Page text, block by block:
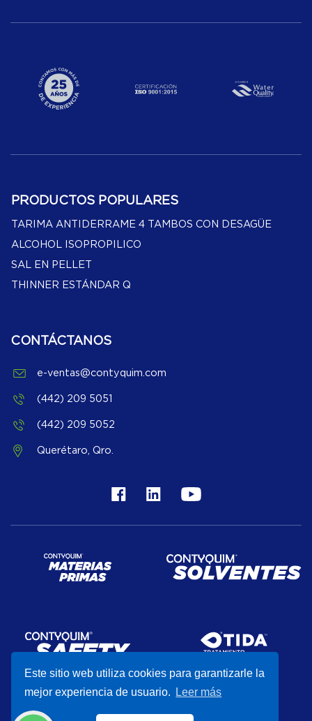
Este sitio web utiliza cookies para garantizarle la
mejor experiencia de usuario.
Leer más
PRODUCTOS POPULARES
TARIMA ANTIDERRAME 4 TAMBOS CON DESAGÜE
ALCOHOL ISOPROPILICO
SAL EN PELLET
THINNER ESTÁNDAR Q
CONTÁCTANOS
e-ventas@contyquim.com
(442) 209 5051
(442) 209 5052
Querétaro, Qro.